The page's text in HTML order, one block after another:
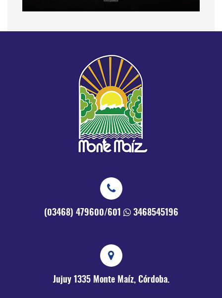
(03468) 479600/601 3468545196
Jujuy 1335 Monte Maíz, Córdoba.